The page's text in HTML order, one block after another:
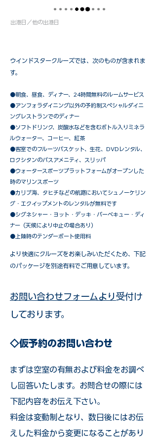
出港日／他の出港日
ウインドスタークルーズでは、次のものが含まれま
す。
●朝食、昼食、ディナー、24時間無料のルームサービス
​●アンフォラダイニング以外の予約制スペシャルダイニ
ングレストランでのディナー
●ソフトドリンク、炭酸水などを含むボトル入りミネラ
ルウォーター、コーヒー、紅茶
●客室でのフルーツバスケット、生花、DVDレンタル、
ロクシタンのバスアメニティ、スリッパ
●ウォータースポーツプラットフォームがオープンした
時のマリンスポーツ
●カリブ海、タヒチなどの航路においてシュノーケリン
グ・エクイップメントのレンタルが無料です
​●シグネシャー・ヨット・デッキ・バーベキュー・ディ
ナー（天候により中止の場合あり）
●上陸時のテンダーボート使用料
​より快適にクルーズをお楽しみいただくため、下記
のパッケージを別途有料でご用意しています。​
お問い合わせフォームより 受付け
しております。
◇仮予約のお問い合わせ
まずは空室の有無および料金をお調べ
し回答いたします。お問合せの際には
下記内容をお伝え下さい。
料金は変動制となり、数日後にはお伝
えした料金から変更になることがあり